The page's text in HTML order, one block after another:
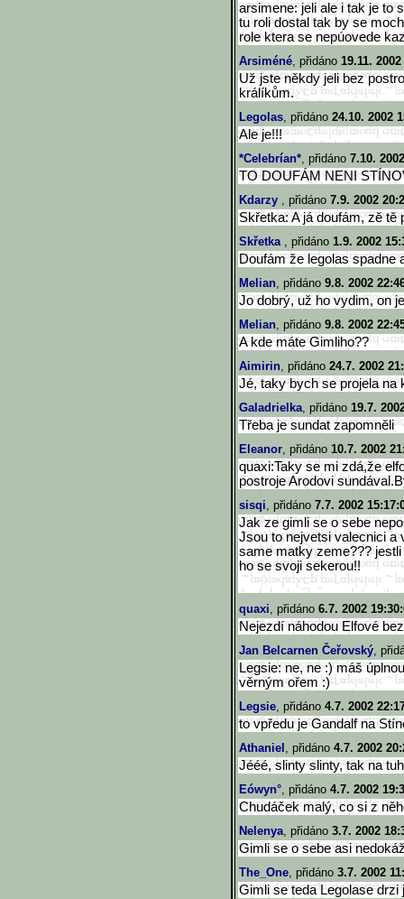
arsimene: jeli ale i tak je to
tu roli dostal tak by se
role ktera se nepúovede
Arsiméné, přidáno 19.11.
Už jste někdy jeli bez
králíkům.
Legolas, přidáno 24.10. 2002
Ale je!!!
*Celebrían*, přidáno 7.10.
TO DOUFÁM NENI
Kdarzy , přidáno 7.9. 2002
Skřetka: A já doufám, zě tě
Skřetka , přidáno 1.9. 2002
Doufám že legolas spadne
Melian, přidáno 9.8. 2002
Jo dobrý, už ho vydim, on
Melian, přidáno 9.8. 2002
A kde máte Gimliho??
Aimirin, přidáno 24.7. 2002
Jé, taky bych se projela na
Galadrielka, přidáno 19.7.
Třeba je sundat zapomněli
Eleanor, přidáno 10.7. 2002
quaxi:Taky se mi zdá,že
postroje Arodovi
sisqi, přidáno 7.7. 2002
Jak ze gimli se o sebe
Jsou to nejvetsi valecnici a
same matky zeme???
ho se svoji sekerou!!
quaxi, přidáno 6.7. 2002
Nejezdí náhodou Elfové
Jan Belcarnen Čeřovský,
Legsie: ne, ne :) máš
věrným ořem :)
Legsie, přidáno 4.7. 2002
to vpředu je Gandalf na
Athaniel , přidáno 4.7. 2002
Jééé, slinty slinty, tak na
Eówyn°, přidáno 4.7. 2002
Chudáček malý, co si z
Nelenya, přidáno 3.7. 2002
Gimli se o sebe asi
The_One, přidáno 3.7. 2002
Gimli se teda Legolase drzi